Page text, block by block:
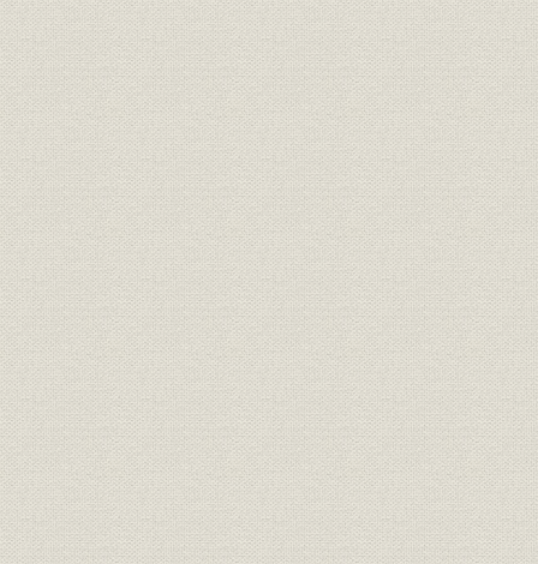
編集局中央
「出番だ」
増える弁当
110階のレストラン
モスクワ
臨時役員会
コラム 生きた大震災の経験
第2章 「従軍の記録」
【アフガン戦争】(2001年10月7日~11月13日)
1. アフガンの最も長い1日(及川仁)
2. カブール陥落(原田浩司)